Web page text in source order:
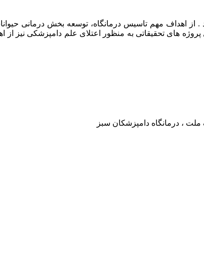
دامپزشکان سبز در سال ۱۳۹۷ افتتاح گردید . از اهداف مهم تاسیس
پروژه های تحقیقاتی به منظور اعتلای علم دامپزشکی
، درمانگاه دامپزشکان سبز